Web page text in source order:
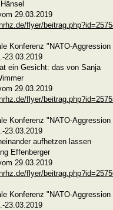
29.03.2019
flyer/
Konferenz "NATO-
23.03.2019
ein Gesicht: das von Sanja
29.03.2019
flyer/
Konferenz "NATO-
23.03.2019
aufhetzen lassen
Effenberger
29.03.2019
flyer/
Konferenz "NATO-
23.03.2019